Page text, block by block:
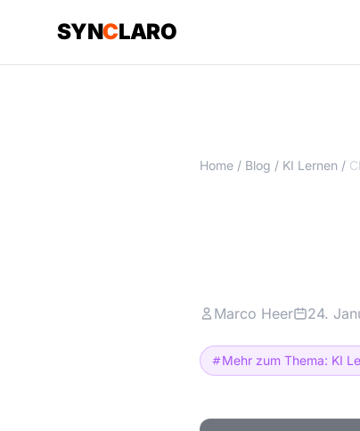
SYNCLARO
Home / Blog / KI Lernen /
Marco Heer 24.
Mehr zum Thema: KI